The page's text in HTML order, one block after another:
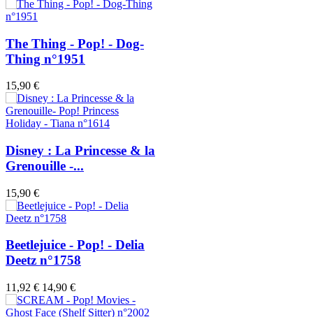
The Thing - Pop! - Dog-
Thing n°1951
15,90 €
Disney : La Princesse & la
Grenouille -...
15,90 €
Beetlejuice - Pop! - Delia
Deetz n°1758
11,92 € 14,90 €